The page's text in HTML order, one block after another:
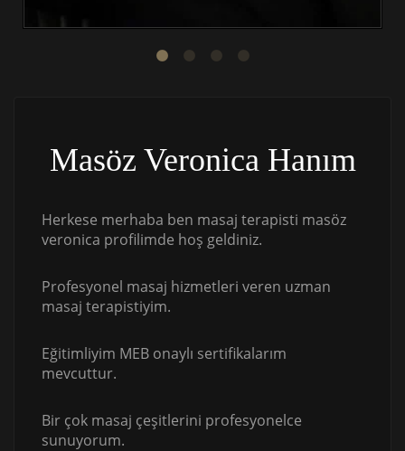
Masöz Veronica Hanım
Herkese merhaba ben masaj terapisti masöz
veronica profilimde hoş geldiniz.
Profesyonel masaj hizmetleri veren uzman
masaj terapistiyim.
Eğitimliyim MEB onaylı sertifikalarım
mevcuttur.
Bir çok masaj çeşitlerini profesyonelce
sunuyorum.